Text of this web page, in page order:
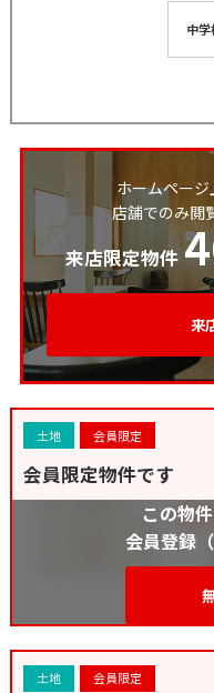
中
ホームペー
店舗でのみ閲
来店限定物件
来
土地 会員限定
会員限定物件です
この物
会員登録
土地 会員限定